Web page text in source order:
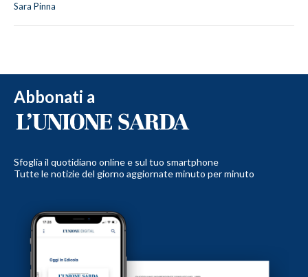
Sara Pinna
Abbonati a
Sfoglia il quotidiano online e sul tuo smartphone
Tutte le notizie del giorno aggiornate minuto per minuto